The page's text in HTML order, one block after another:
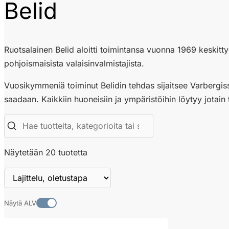
Belid
Ruotsalainen Belid aloitti toimintansa vuonna 1969
pohjoismaisista valaisinvalmistajista.
Vuosikymmeniä toiminut Belidin tehdas sijaitsee
saadaan. Kaikkiin huoneisiin ja ympäristöihin löytyy
Näytetään 20 tuotetta
Näytä ALV